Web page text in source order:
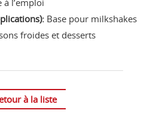
Base pour milkshakes
froides et desserts
à la liste